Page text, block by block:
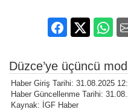
Düzce’ye üçüncü
Haber Giriş Tarihi: 31.08.2025
Haber Güncellenme Tarihi:
Kaynak: İGF Haber